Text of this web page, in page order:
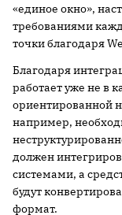
«единое окно»,
требованиями
точки благодаря
Благодаря
работает уже не в
ориентированной
например,
должен
системами, а
будут
формат.